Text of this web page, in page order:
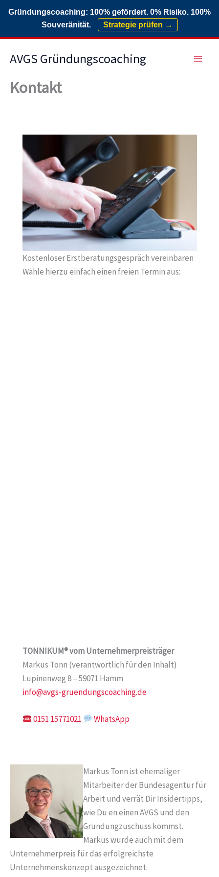
Gründungscoaching: 100% gefördert. 0% Risiko. 100%
Souveränität.
Strategie prüfen →
InhaltAVGS Gründungscoaching
Kontakt
Kostenloser Erstberatungsgespräch vereinbaren
Wähle hierzu einfach einen freien Termin aus:
TONNIKUM® vom Unternehmerpreisträger
Markus Tonn (verantwortlich für den Inhalt)
Lupinenweg 8 – 59071 Hamm
info@avgs-gruendungscoaching.de
0151 15771021 WhatsApp
Markus Tonn ist ehemaliger
Mitarbeiter der Bundesagentur für
Arbeit und verrät Dir Insidertipps,
wie Du en einen AVGS und den
Gründungzuschuss kommst.
Markus wurde auch mit dem
Unternehmerpreis für das erfolgreichste
Unternehmenskonzept ausgezeichnet.